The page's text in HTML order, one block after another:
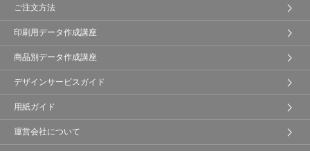
ご注文方法
印刷用データ作成講座
商品別データ作成講座
デザインサービスガイド
用紙ガイド
運営会社について